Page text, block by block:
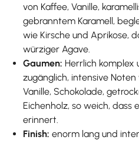
von Kaffee, Vanille,
gebranntem Karamell,
wie Kirsche und Aprikose,
würziger Agave.
Gaumen: Herrlich komplex
zugänglich, intensive
Vanille, Schokolade,
Eichenholz, so weich, dass
erinnert.
Finish: enorm lang und